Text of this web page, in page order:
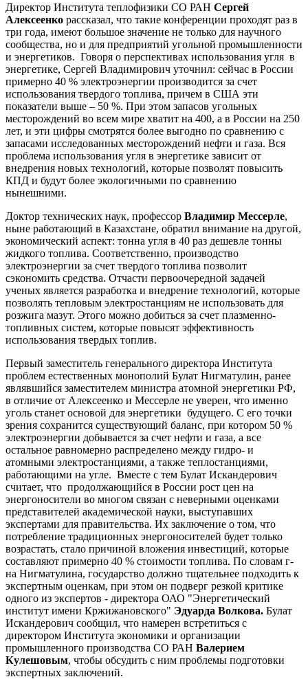
Директор Института теплофизики СО РАН Сергей
Алексеенко рассказал, что такие конференции проходят раз в
три года, имеют большое значение не только для научного
сообщества, но и для предприятий угольной промышленности
и энергетиков. Говоря о перспективах использования угля в
энергетике, Сергей Владимирович уточнил: сейчас в России
примерно 40 % электроэнергии производится за счет
использования твердого топлива, причем в США эти
показатели выше – 50 %. При этом запасов угольных
месторождений во всем мире хватит на 400, а в России на 250
лет, и эти цифры смотрятся более выгодно по сравнению с
запасами исследованных месторождений нефти и газа. Вся
проблема использования угля в энергетике зависит от
внедрения новых технологий, которые позволят повысить
КПД и будут более экологичными по сравнению
нынешними.
Доктор технических наук, профессор Владимир Мессерле,
ныне работающий в Казахстане, обратил внимание на другой,
экономический аспект: тонна угля в 40 раз дешевле тонны
жидкого топлива. Соответственно, производство
электроэнергии за счет твердого топлива позволит
сэкономить средства. Отчасти первоочередной задачей
ученых является разработка и внедрение технологий, которые
позволять тепловым электростанциям не использовать для
розжига мазут. Этого можно добиться за счет плазменно-
топливных систем, которые повысят эффективность
использования твердых топлив.
Первый заместитель генерального директора Института
проблем естественных монополий Булат Нигматулин, ранее
являвшийся заместителем министра атомной энергетики РФ,
в отличие от Алексеенко и Мессерле не уверен, что именно
уголь станет основой для энергетики будущего. С его точки
зрения сохранится существующий баланс, при котором 50 %
электроэнергии добывается за счет нефти и газа, а все
остальное равномерно распределено между гидро- и
атомными электростанциями, а также теплостанциями,
работающими на угле. Вместе с тем Булат Искандерович
считает, что продолжающийся в России рост цен на
энергоносители во многом связан с неверными оценками
представителей академической науки, выступавших
экспертами для правительства. Их заключение о том, что
потребление традиционных энергоносителей будет только
возрастать, стало причиной вложения инвестиций, которые
составляют примерно 40 % стоимости топлива. По словам г-
на Нигматулина, государство должно тщательнее подходить к
экспертным оценкам, при этом он подверг резкой критике
одного из экспертов - директора ОАО "Энергетический
институт имени Кржижановского" Эдуарда Волкова. Булат
Искандерович сообщил, что намерен встретиться с
директором Института экономики и организации
промышленного производства СО РАН Валерием
Кулешовым, чтобы обсудить с ним проблемы подготовки
экспертных заключений.